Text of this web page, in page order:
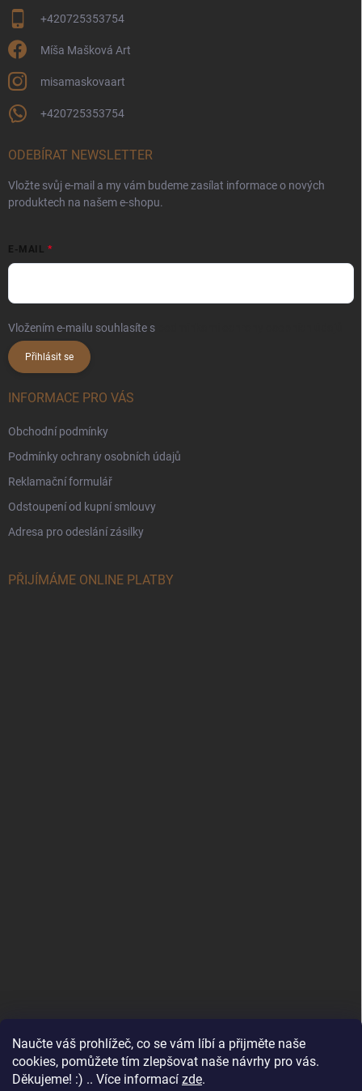
Naučte váš prohlížeč, co se vám líbí a přijměte naše
cookies, pomůžete tím zlepšovat naše návrhy pro vás.
Děkujeme! :) .. Více informací zde.
+420725353754
Míša Mašková Art
misamaskovaart
+420725353754
ODEBÍRAT NEWSLETTER
Vložte svůj e-mail a my vám budeme zasílat informace o nových
produktech na našem e-shopu.
E-MAIL
Vložením e-mailu souhlasíte s
Přihlásit se
INFORMACE PRO VÁS
Obchodní podmínky
Podmínky ochrany osobních údajů
Reklamační formulář
Odstoupení od kupní smlouvy
Adresa pro odeslání zásilky
PŘIJÍMÁME ONLINE PLATBY
www.andelske-obrazy.cz